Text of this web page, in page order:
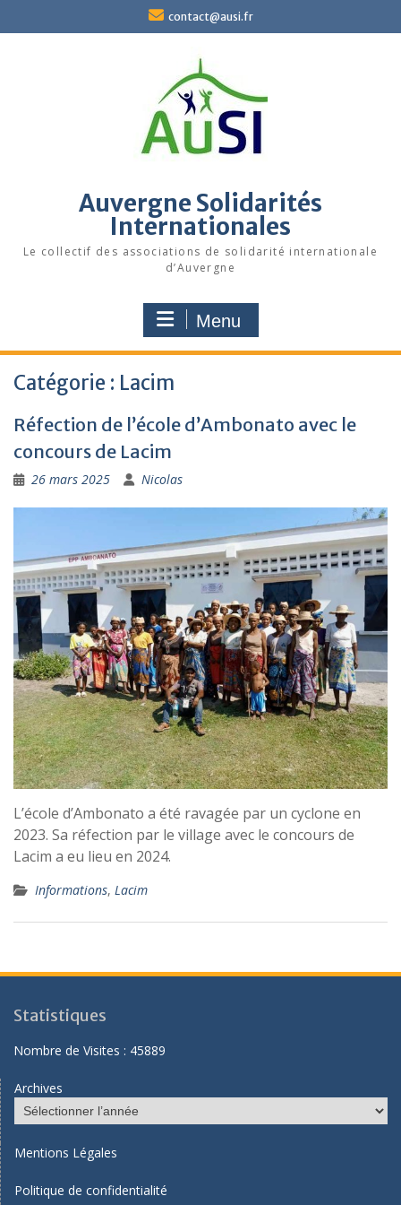
contact@ausi.fr
Auvergne Solidarités
Internationales
Le collectif des associations de solidarité internationale
d’Auvergne
Menu
Catégorie : Lacim
Réfection de l’école d’Ambonato avec le
concours de Lacim
26 mars 2025 Nicolas
L’école d’Ambonato a été ravagée par un cyclone en
2023. Sa réfection par le village avec le concours de
Lacim a eu lieu en 2024.
Informations, Lacim
Statistiques
Nombre de Visites : 45889
Archives
Mentions Légales
Politique de confidentialité